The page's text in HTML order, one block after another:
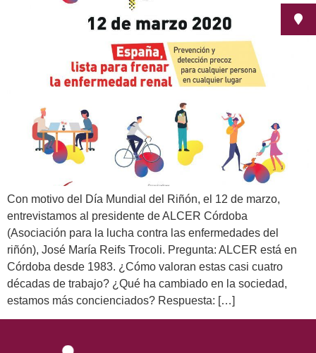
Con motivo del Día Mundial del Riñón, el 12 de marzo,
entrevistamos al presidente de ALCER Córdoba
(Asociación para la lucha contra las enfermedades del
riñón), José María Reifs Trocoli. Pregunta: ALCER está en
Córdoba desde 1983. ¿Cómo valoran estas casi cuatro
décadas de trabajo? ¿Qué ha cambiado en la sociedad,
estamos más concienciados? Respuesta: […]